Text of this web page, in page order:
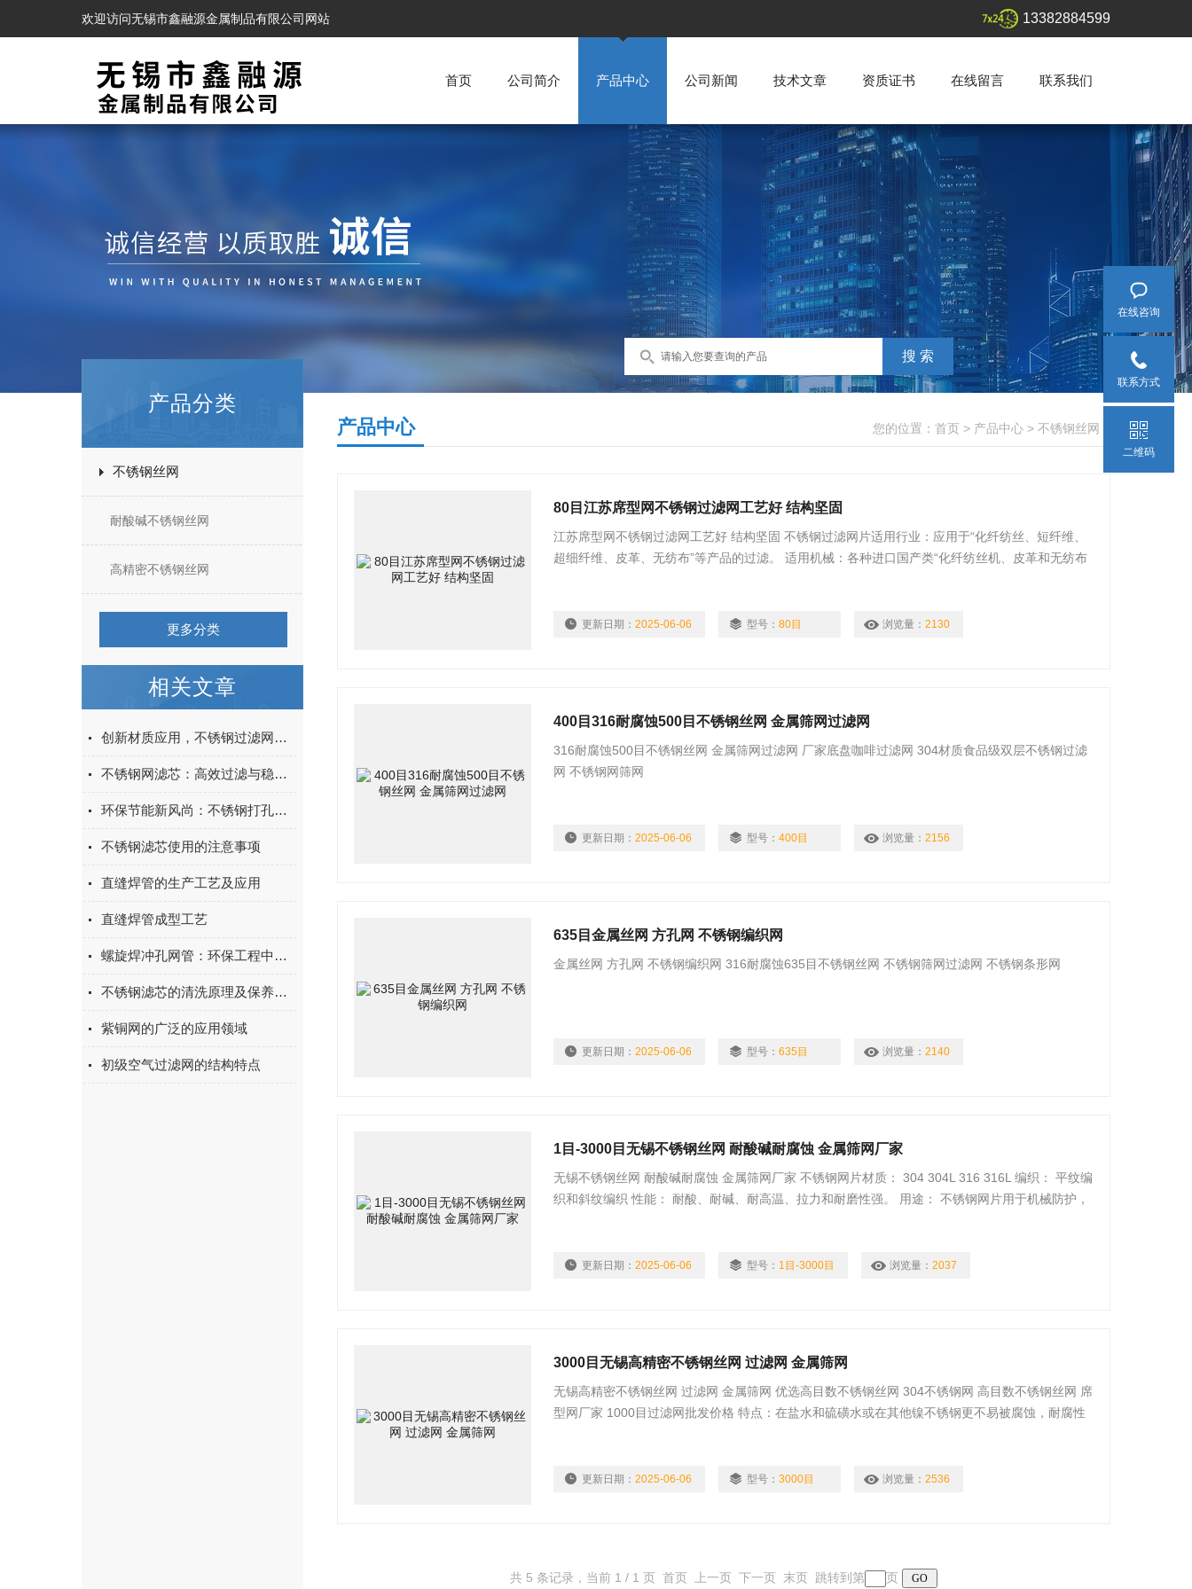
欢迎访问无锡市鑫融源金属制品有限公司网站 13382884599
首页 公司简介 产品中心 公司新闻 技术文章 资质证书 在线留言 联系我们
产品分类
不锈钢丝网
耐酸碱不锈钢丝网
高精密不锈钢丝网
更多分类
相关文章
创新材质应用，不锈钢过滤网筒领过滤技术新潮流
不锈钢网滤芯：高效过滤与稳定性能，满足工业流体净化需求
环保节能新风尚：不锈钢打孔管，绿色通风解决方案的选择
不锈钢滤芯使用的注意事项
直缝焊管的生产工艺及应用
直缝焊管成型工艺
螺旋焊冲孔网管：环保工程中的固液分离技术
不锈钢滤芯的清洗原理及保养事项
紫铜网的广泛的应用领域
初级空气过滤网的结构特点
您的位置： 首页 > 产品中心 > 不锈钢丝网
产品中心
80目江苏席型网不锈钢过滤网工艺好 结构坚固
江苏席型网不锈钢过滤网工艺好 结构坚固 不锈钢过滤网片适用行业：应用于“化纤纺丝、短纤维、
超细纤维、皮革、无纺布”等产品的过滤。 适用机械：各种进口国产类“化纤纺丝机、皮革和无纺布
更新日期：2025-06-06 型号：80目 浏览量：2130
400目316耐腐蚀500目不锈钢丝网 金属筛网过滤网
316耐腐蚀500目不锈钢丝网 金属筛网过滤网 厂家底盘咖啡过滤网 304材质食品级双层不锈钢过滤
网 不锈钢网筛网
更新日期：2025-06-06 型号：400目 浏览量：2156
635目金属丝网 方孔网 不锈钢编织网
金属丝网 方孔网 不锈钢编织网 316耐腐蚀635目不锈钢丝网 不锈钢筛网过滤网 不锈钢条形网
更新日期：2025-06-06 型号：635目 浏览量：2140
1目-3000目无锡不锈钢丝网 耐酸碱耐腐蚀 金属筛网厂家
无锡不锈钢丝网 耐酸碱耐腐蚀 金属筛网厂家 不锈钢网片材质： 304 304L 316 316L 编织： 平纹编
织和斜纹编织 性能： 耐酸、耐碱、耐高温、拉力和耐磨性强。 用途： 不锈钢网片用于机械防护，
更新日期：2025-06-06 型号： 1目-3000目 浏览量：2037
3000目无锡高精密不锈钢丝网 过滤网 金属筛网
无锡高精密不锈钢丝网 过滤网 金属筛网 优选高目数不锈钢丝网 304不锈钢网 高目数不锈钢丝网 席
型网厂家 1000目过滤网批发价格 特点：在盐水和硫磺水或在其他镍不锈钢更不易被腐蚀，耐腐性
1000摄氏度还有超高精密无
更新日期：2025-06-06 型号：3000目 浏览量：2536
共 5 条记录，当前 1 / 1 页 首页 上一页 下一页 末页 跳转到第 页
在线咨询
联系方式
二维码